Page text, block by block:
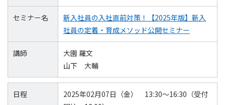
セミナー名
新入社員の入社直前対策！【2025年版】新入
社員の定着・育成メソッド公開セミナー
講師
大園 羅文
山下 大輔
日程
2025年02月07日（金） 13:30～16:30（受付